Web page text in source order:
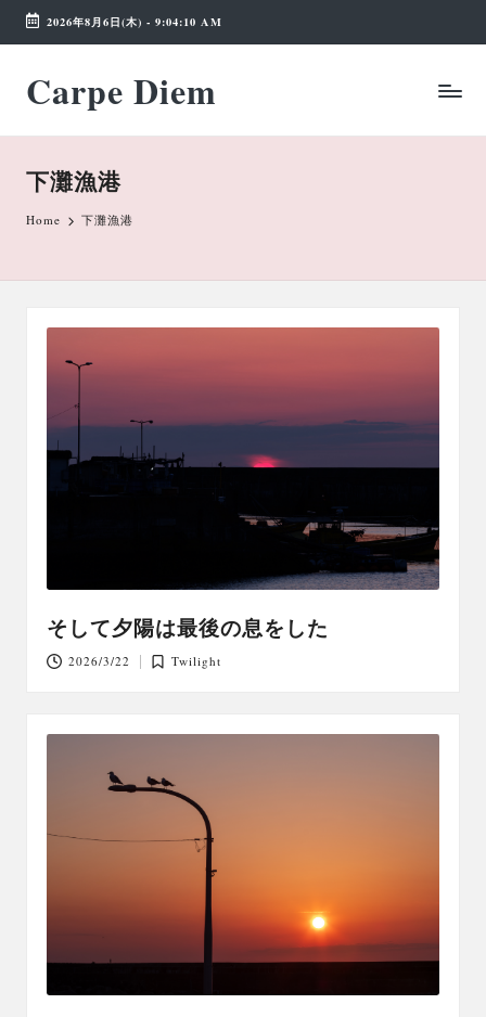
Skip
content
2026年8月6日(木) - 9:04:10 AM
Carpe Diem
Weekend
Wonderland
下灘漁港
Home 下灘漁港
そして夕陽は最後の息をした
2026/3/22
Posted
Twilight